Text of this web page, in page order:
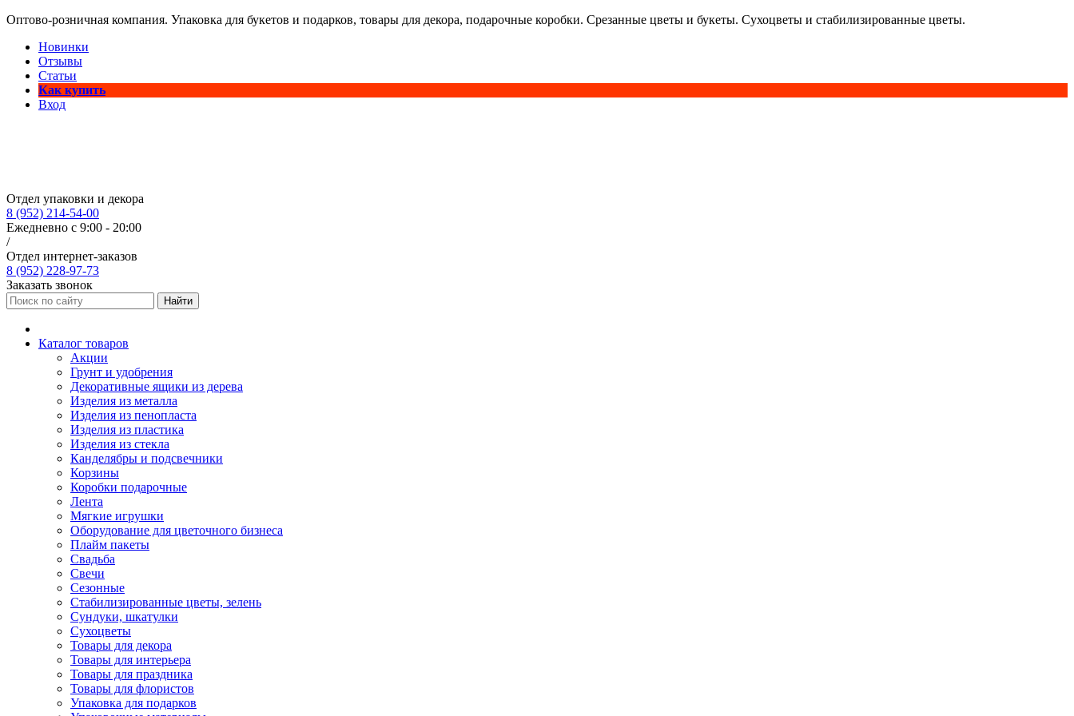
Оптово-розничная компания. Упаковка для букетов и подарков, товары для декора, подарочные коробки. Срезанные цветы и букеты. Сухоцветы и стабилизированные цветы.
Новинки
Отзывы
Статьи
Как купить
Вход
Отдел упаковки и декора
8 (952) 214-54-00
Ежедневно с 9:00 - 20:00
/
Отдел интернет-заказов
8 (952) 228-97-73
Заказать звонок
Найти
Каталог товаров
Акции
Грунт и удобрения
Декоративные ящики из дерева
Изделия из металла
Изделия из пенопласта
Изделия из пластика
Изделия из стекла
Канделябры и подсвечники
Корзины
Коробки подарочные
Лента
Мягкие игрушки
Оборудование для цветочного бизнеса
Плайм пакеты
Свадьба
Свечи
Сезонные
Стабилизированные цветы, зелень
Сундуки, шкатулки
Сухоцветы
Товары для декора
Товары для интерьера
Товары для праздника
Товары для флористов
Упаковка для подарков